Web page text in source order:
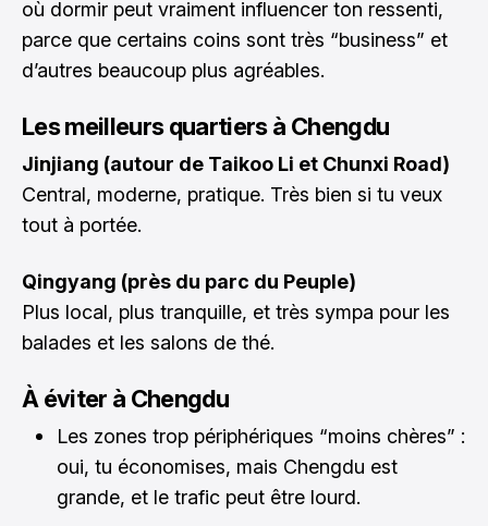
où dormir peut vraiment influencer ton ressenti,
parce que certains coins sont très “business” et
d’autres beaucoup plus agréables.
Les meilleurs quartiers à Chengdu
Jinjiang (autour de Taikoo Li et Chunxi Road)
Central, moderne, pratique. Très bien si tu veux
tout à portée.
Qingyang (près du parc du Peuple)
Plus local, plus tranquille, et très sympa pour les
balades et les salons de thé.
À éviter à Chengdu
Les zones trop périphériques “moins chères” :
oui, tu économises, mais Chengdu est
grande, et le trafic peut être lourd.